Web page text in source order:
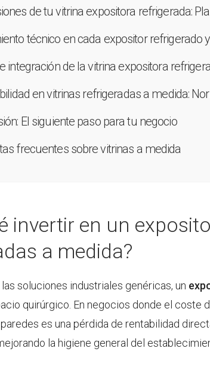
de tu vitrina expositora refrigerada:
técnico en cada expositor refrigerado
integración de la vitrina expositora
en vitrinas refrigeradas a medida:
El siguiente paso para tu negocio
frecuentes sobre vitrinas a medida
invertir en un
a medida?
soluciones industriales genéricas, un
quirúrgico. En negocios donde el coste
es una pérdida de rentabilidad
la higiene general del